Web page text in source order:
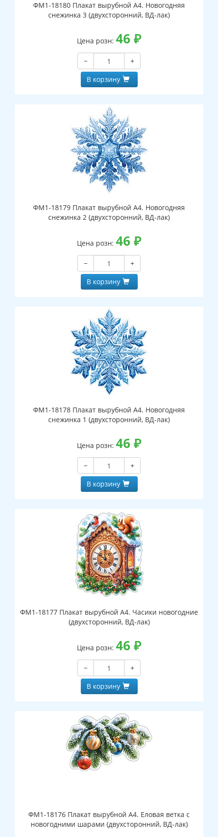
ФМ1-18180 Плакат вырубной А4. Новогодняя
снежинка 3 (двухсторонний, ВД-лак)
Цена розн: 46 ₽
−
+
В корзину
ФМ1-18179 Плакат вырубной А4. Новогодняя
снежинка 2 (двухсторонний, ВД-лак)
Цена розн: 46 ₽
−
+
В корзину
ФМ1-18178 Плакат вырубной А4. Новогодняя
снежинка 1 (двухсторонний, ВД-лак)
Цена розн: 46 ₽
−
+
В корзину
ФМ1-18177 Плакат вырубной А4. Часики новогодние
(двухсторонний, ВД-лак)
Цена розн: 46 ₽
−
+
В корзину
ФМ1-18176 Плакат вырубной А4. Еловая ветка с
новогодними шарами (двухсторонний, ВД-лак)